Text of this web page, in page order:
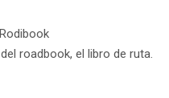
roadbook, el libro de ruta.